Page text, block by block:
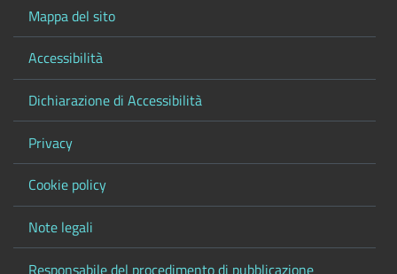
Mappa del sito
Accessibilità
Dichiarazione di Accessibilità
Privacy
Cookie policy
Note legali
Responsabile del procedimento di pubblicazione